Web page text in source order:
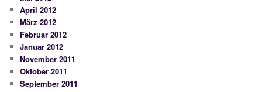
April 2012
März 2012
Februar 2012
Januar 2012
November 2011
Oktober 2011
September 2011